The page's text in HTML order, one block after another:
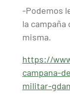
-Podemos
la campaña
misma.
https://
campana-
militar-